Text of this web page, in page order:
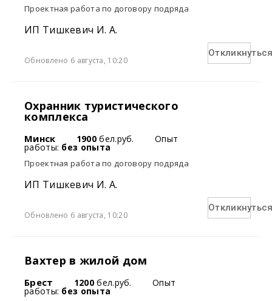
Проектная работа по договору подряда
ИП Тишкевич И. А.
Обновлено 6 августа, 10:20
Охранник туристического
комплекса
Минск 1900 бел.руб. Опыт
работы: без опыта
Проектная работа по договору подряда
ИП Тишкевич И. А.
Обновлено 6 августа, 10:20
Вахтер в жилой дом
Брест 1200 бел.руб. Опыт
работы: без опыта